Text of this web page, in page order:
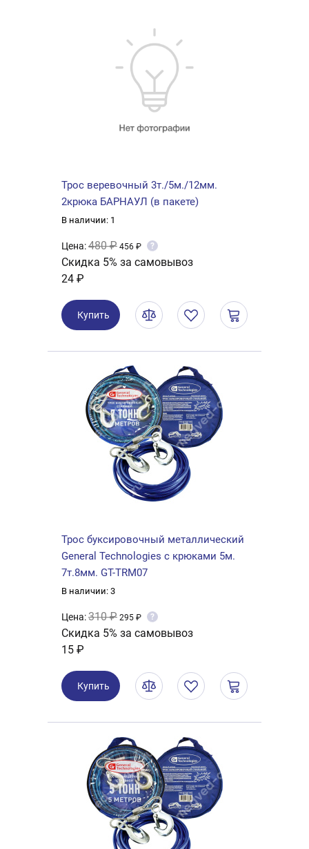
Трос веревочный 3т./5м./12мм.
2крюка БАРНАУЛ (в пакете)
В наличии: 1
Цена:480 ₽ 456 ₽ ?
Скидка 5% за самовывоз
24 ₽
Купить
Трос буксировочный металлический
General Technologies с крюками 5м.
7т.8мм. GT-TRM07
В наличии: 3
Цена:310 ₽ 295 ₽ ?
Скидка 5% за самовывоз
15 ₽
Купить